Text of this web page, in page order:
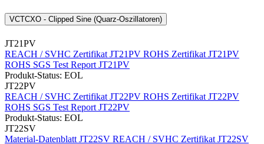
VCTCXO - Clipped Sine (Quarz-Oszillatoren)
JT21PV
REACH / SVHC Zertifikat JT21PV ROHS Zertifikat JT21PV
ROHS SGS Test Report JT21PV
Produkt-Status: EOL
JT22PV
REACH / SVHC Zertifikat JT22PV ROHS Zertifikat JT22PV
ROHS SGS Test Report JT22PV
Produkt-Status: EOL
JT22SV
Material-Datenblatt JT22SV REACH / SVHC Zertifikat JT22SV